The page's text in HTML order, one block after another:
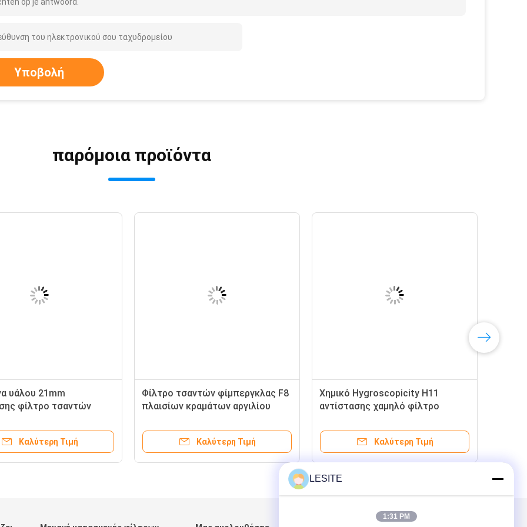
Υποβολή
παρόμοια προϊόντα
υάλου 21mm
φίλτρο τσαντών
Καλύτερη Τιμή
Φίλτρο τσαντών φίμπεργκλας F8
πλαισίων κραμάτων αργιλίου
εναλλασσόμενο ρεύμα
Καλύτερη Τιμή
Χημικό Hygroscopicity H11
αντίστασης χαμηλό φίλτρο
Καλύτερη Τιμή
LESITE
1:31 PM